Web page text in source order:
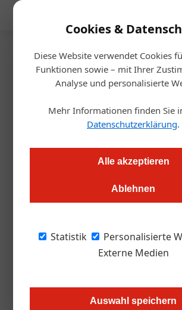
Cookies &
Diese Website verwendet Cookies
Funktionen sowie – mit Ihrer
Analyse und personalisierte
Mehr Informationen finden Sie
Datenschutzerklärung.
Alle akzeptieren
Ablehnen
Statistik
Personalisierte
Externe Medien
Auswahl speichern
Startseite/Allgemein
Ukraine-Krieg
Welchen Beitrag
der
Umfrage der Woche: Welchen Beitrag kann
Haya Molcho, Bruno Marti und Michael
InterContinental Wien
Wir stellen den kompletten März